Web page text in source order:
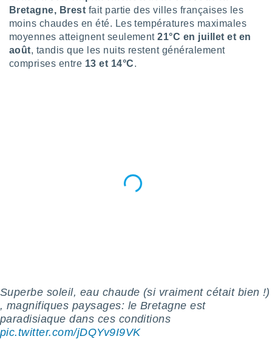
profils
des
utiliser
le
Bretagne, Brest fait partie des villes françaises les
moins chaudes en été. Les températures maximales
moyennes atteignent seulement21°C en juillet et en
août, tandis que les nuits restent généralement
comprises entre 13 et 14°C.
Superbe soleil, eau chaude (si vraiment cétait bien !)
, magnifiques paysages: le Bretagne est
paradisiaque dans ces conditions
pic.twitter.com/jDQYv9I9VK